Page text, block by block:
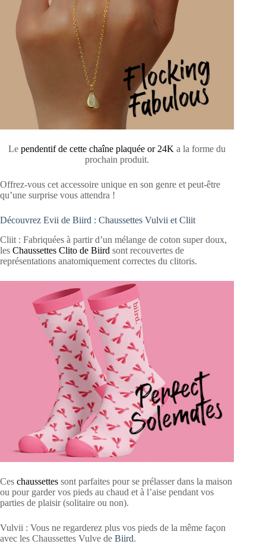
Lependentif de cette chaîne plaquée or 24K a la forme du
prochain produit.
Offrez-vous cet accessoire unique en son genre et peut-être
qu’une surprise vous attendra !
Découvrez Evii de Biird : Chaussettes Vulvii et Cliit
Cliit : Fabriquées à partir d’un mélange de coton super doux,
les Chaussettes Clito de Biird sont recouvertes de
représentations anatomiquement correctes du clitoris.
Ces chaussettes sont parfaites pour se prélasser dans la maison
ou pour garder vos pieds au chaud et à l’aise pendant vos
parties de plaisir (solitaire ou non).
Vulvii : Vous ne regarderez plus vos pieds de la même façon
avec les Chaussettes Vulve de Biird.